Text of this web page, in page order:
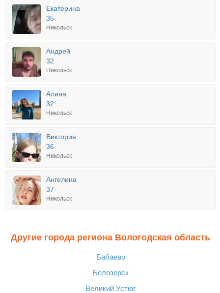
Екатерина
35
Никольск
Андрей
32
Никольск
Алина
32
Никольск
Виктория
36
Никольск
Ангелина
37
Никольск
Другие города региона Вологодская область
Бабаево
Белозерск
Великий Устюг